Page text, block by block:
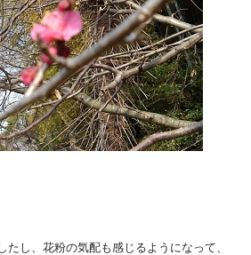
たし、花粉の気配も感じるようになって、